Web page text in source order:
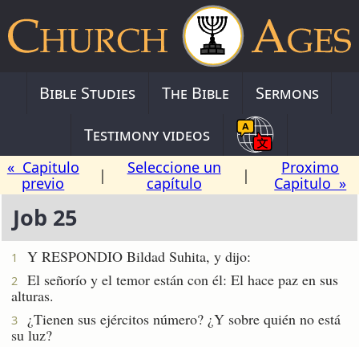
Bible Studies The Bible
Sermons
Testimony videos
« Capitulo
previo
|
Seleccione un
capítulo
|
Proximo
Capitulo »
Job 25
1 Y RESPONDIO Bildad Suhita, y dijo:
2
El señorío y el temor están con él: El hace paz en sus
alturas.
3
¿Tienen sus ejércitos número? ¿Y sobre quién no está
su luz?